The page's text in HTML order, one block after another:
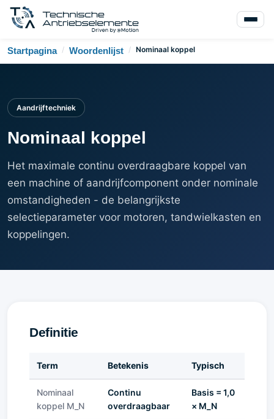
Startpagina / Woordenlijst / Nominaal koppel
Aandrijftechniek
Nominaal koppel
Het maximale continu overdraagbare koppel van
een machine of aandrijfcomponent onder nominale
omstandigheden - de belangrijkste
selectieparameter voor motoren, tandwielkasten en
koppelingen.
Definitie
Term Betekenis Typisch
Nominaal
koppel M_N
Continu
overdraagbaar
Basis = 1,0
× M_N